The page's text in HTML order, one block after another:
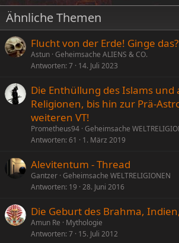
Ähnliche Themen
Flucht von der Erde! Ginge das?
Astun Geheimsache ALIENS & CO.
Antworten 7 14. Juli 2023
Die Enthüllung des Islams und
Religionen, bis hin zur Prä-
weiteren VT!
Prometheus94 Geheimsache
Antworten 61 1. März 2019
Alevitentum - Thread
Gantzer Geheimsache WELTRELIGIONEN
Antworten 19 28. Juni 2016
Die Geburt des Brahma,
Amun Re
Mythologie
Antworten 7 15. Juli 2012